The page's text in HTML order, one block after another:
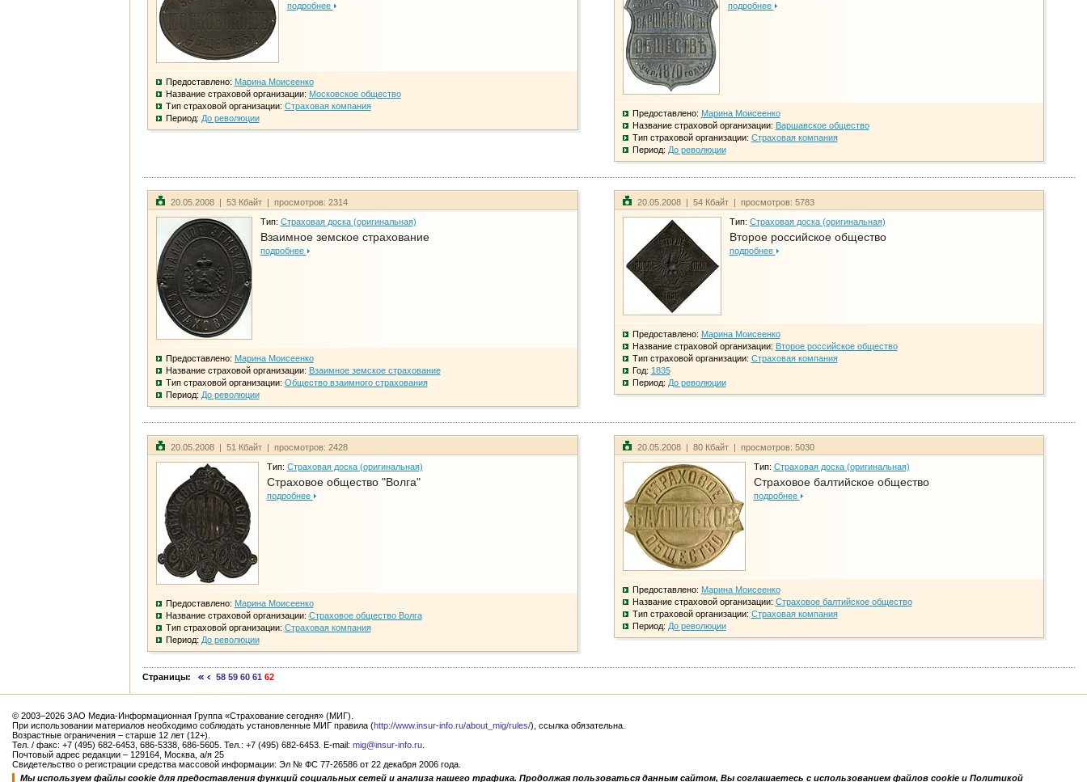
подробнее
Предоставлено: Марина Моисеенко
Название страховой организации: Московское общество
Тип страховой организации: Страховая компания
Период: До революции
подробнее
Предоставлено: Марина Моисеенко
Название страховой организации: Варшавское общество
Тип страховой организации: Страховая компания
Период: До революции
20.05.2008 | 53 Кбайт | просмотров: 2314
Тип: Страховая доска (оригинальная)
Взаимное земское страхование
подробнее
Предоставлено: Марина Моисеенко
Название страховой организации: Взаимное земское страхование
Тип страховой организации: Общество взаимного страхования
Период: До революции
20.05.2008 | 54 Кбайт | просмотров: 5783
Тип: Страховая доска (оригинальная)
Второе российское общество
подробнее
Предоставлено: Марина Моисеенко
Название страховой организации: Второе российское общество
Тип страховой организации: Страховая компания
Год: 1835
Период: До революции
20.05.2008 | 51 Кбайт | просмотров: 2428
Тип: Страховая доска (оригинальная)
Страховое общество "Волга"
подробнее
Предоставлено: Марина Моисеенко
Название страховой организации: Страховое общество Волга
Тип страховой организации: Страховая компания
Период: До революции
20.05.2008 | 80 Кбайт | просмотров: 5030
Тип: Страховая доска (оригинальная)
Страховое балтийское общество
подробнее
Предоставлено: Марина Моисеенко
Название страховой организации: Страховое балтийское общество
Тип страховой организации: Страховая компания
Период: До революции
Страницы: 58 59 60 61 62
© 2003–2026 ЗАО Медиа-Информационная Группа «Страхование сегодня» (МИГ).
При использовании материалов необходимо соблюдать установленные МИГ правила (http://www.insur-info.ru/about_mig/rules/), ссылка обязательна.
Возрастные ограничения – старше 12 лет (12+).
Тел. / факс: +7 (495) 682-6453, 686-5338, 686-5605. Тел.: +7 (495) 682-6453. E-mail: mig@insur-info.ru
Почтовый адрес редакции – 129164, Москва, а/я 25
Свидетельство о регистрации средства массовой информации: Эл № ФС 77-26586 от 22 декабря 2006 года.
Мы используем файлы cookie для предоставления функций социальных сетей и анализа нашего трафика. Продолжая пользоваться данным сайтом, Вы соглашаетесь с использованием файлов cookie и Политикой